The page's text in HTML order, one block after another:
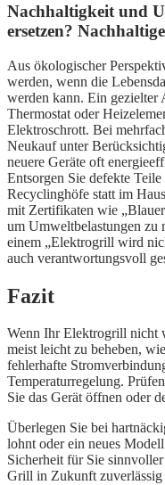
Nachhaltigkeit und
ersetzen?
Aus ökologischer
werden, wenn die
werden kann. Ein gezielter
Thermostat oder
Elektroschrott. Bei
Neukauf unter
neuere Geräte oft
Entsorgen Sie defekte
Recyclinghöfe statt im
mit Zertifikaten wie
um Umweltbelastungen zu
einem „Elektrogrill wird
auch verantwortungsvoll
Fazit
Wenn Ihr Elektrogrill nicht
meist leicht zu beheben,
fehlerhafte
Temperaturregelung.
Sie das Gerät öffnen oder
Überlegen Sie bei
lohnt oder ein neues
Sicherheit für Sie
Grill in Zukunft